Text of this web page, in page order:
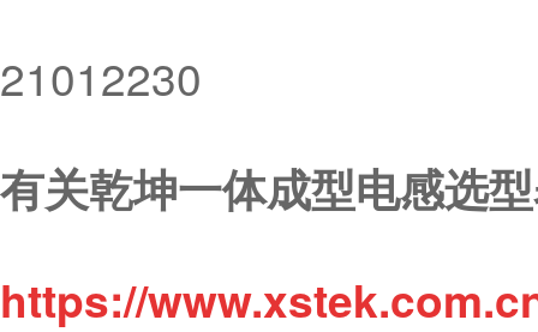
21012230
有关乾坤一体成型电感选
https://